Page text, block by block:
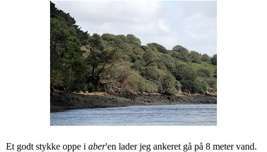
Et godt stykke oppe i aber'en lader jeg ankeret gå på 8 meter vand.